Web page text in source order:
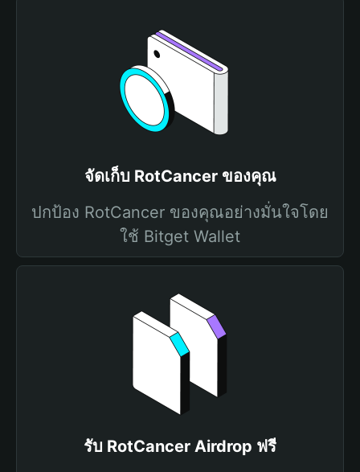
จัดเก็บ RotCancer ของคุณ
ปกป้อง RotCancer ของคุณอย่างมั่นใจโดย
ใช้ Bitget Wallet
รับ RotCancer Airdrop ฟรี